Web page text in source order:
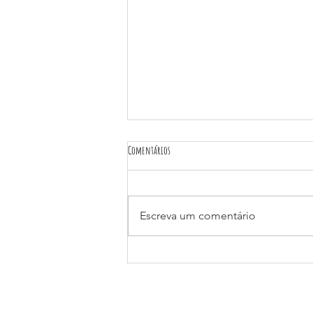
Comentários
Escreva um comentário